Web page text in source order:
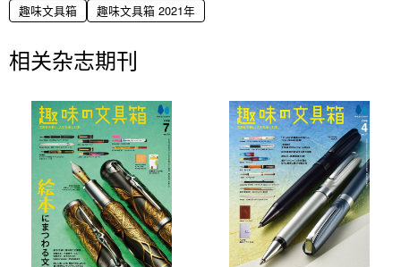
趣味文具箱 趣味文具箱 2021年
相关杂志期刊